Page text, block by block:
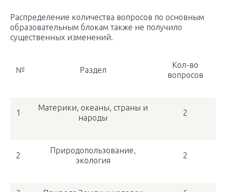
Распределение количества вопросов по основным
образовательным блокам также не получило
существенных изменений.
№ Раздел
Кол-во
вопросов
1
Материки, океаны, страны и
народы
2
2
Природопользование,
экология
2